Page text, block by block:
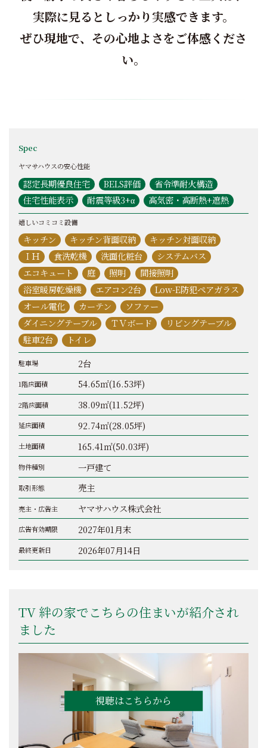
実際に見るとしっかり実感できます。
ぜひ現地で、その心地よさをご体感くださ
い。
Spec
ヤマサハウスの安心性能
認定長期優良住宅 BELS評価
省令準耐火構造
住宅性能表示
耐震等級3+α 高気密・高断熱+遮熱
嬉しいコミコミ設備
キッチン キッチン背面収納
キッチン対面収納
ＩＨ
食洗乾機 洗面化粧台
システムバス
エコキュート
庭 照明
間接照明
浴室暖房乾燥機
エアコン2台
Low-E防犯ペアガラス
オール電化
カーテン
ソファー
ダイニングテーブル
ＴＶボード
リビングテーブル
駐車2台
トイレ
駐車場 2台
1階床面積 54.65㎡(16.53坪)
2階床面積 38.09㎡(11.52坪)
延床面積 92.74㎡(28.05坪)
土地面積 165.41㎡(50.03坪)
物件種別 一戸建て
取引形態 売主
売主・広告主 ヤマサハウス株式会社
広告有効期限 2027年01月末
最終更新日 2026年07月14日
TV 絆の家でこちらの住まいが紹介され
ました